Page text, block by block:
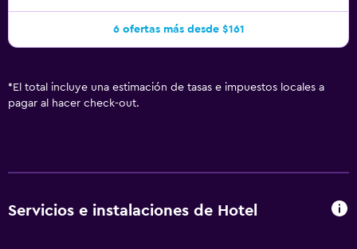
6 ofertas más desde $161
* El total incluye una estimación de tasas e impuestos locales a
pagar al hacer check-out.
Servicios e instalaciones de Hotel